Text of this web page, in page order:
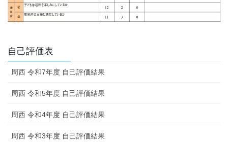
自己評価表
周西 令和7年度 自己評価結果
周西 令和5年度 自己評価結果
周西 令和4年度 自己評価結果
周西 令和3年度 自己評価結果